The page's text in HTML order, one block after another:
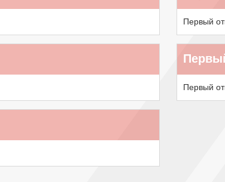
Первый
Первый